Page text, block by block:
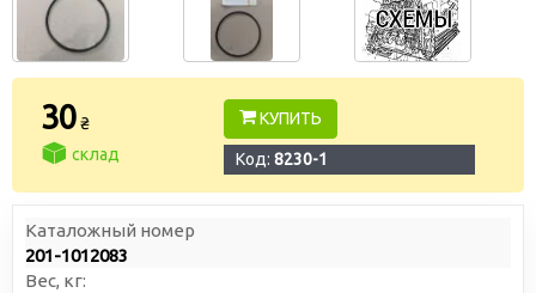
30₴
склад
КУПИТЬ
Код: 8230-1
Каталожный номер
201-1012083
Вес, кг: